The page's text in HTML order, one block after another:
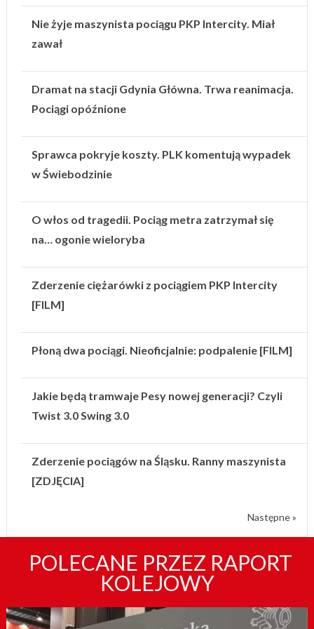
Nie żyje maszynista pociągu PKP Intercity. Miał
zawał
Dramat na stacji Gdynia Główna. Trwa reanimacja.
Pociągi opóźnione
Sprawca pokryje koszty. PLK komentują wypadek
w Świebodzinie
O włos od tragedii. Pociąg metra zatrzymał się
na… ogonie wieloryba
Zderzenie ciężarówki z pociągiem PKP Intercity
[FILM]
Płoną dwa pociągi. Nieoficjalnie: podpalenie [FILM]
Jakie będą tramwaje Pesy nowej generacji? Czyli
Twist 3.0 Swing 3.0
Zderzenie pociągów na Śląsku. Ranny maszynista
[ZDJĘCIA]
Następne »
POLECANE PRZEZ RAPORT
KOLEJOWY